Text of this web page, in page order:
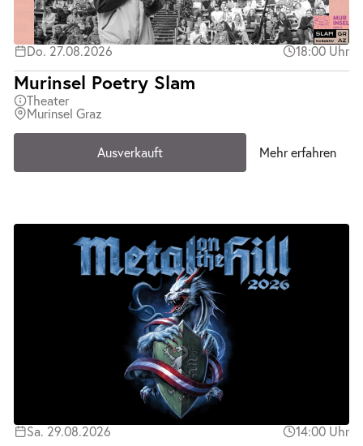
Do. 27.08.2026 18:00 Uhr
Murinsel Poetry Slam
Theater
Murinsel Graz
Ausverkauft Mehr erfahren
Sa. 29.08.2026 14:00 Uhr